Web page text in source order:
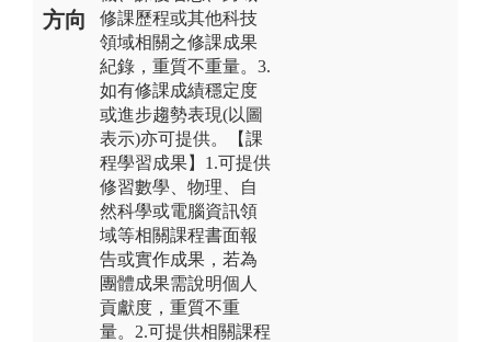
方向
修課歷程或其他科技
領域相關之修課成果
紀錄，重質不重量。3.
如有修課成績穩定度
或進步趨勢表現(以圖
表示)亦可提供。【課
程學習成果】1.可提供
修習數學、物理、自
然科學或電腦資訊領
域等相關課程書面報
告或實作成果，若為
團體成果需說明個人
貢獻度，重質不重
量。2.可提供相關課程